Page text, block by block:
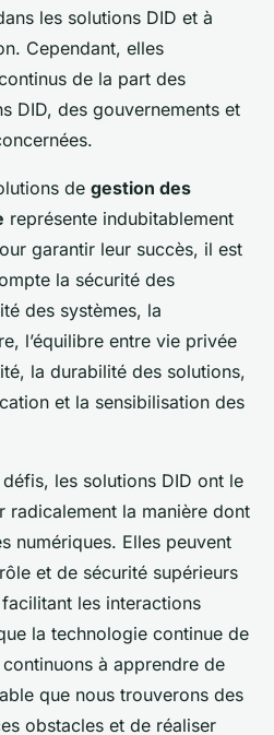
les solutions DID et à
Cependant, elles
de la part des
DID, des gouvernements et
de gestion des
représente indubitablement
garantir leur succès, il est
la sécurité des
des systèmes, la
l’équilibre entre vie privée
la durabilité des solutions,
et la sensibilisation des
les solutions DID ont le
radicalement la manière dont
numériques. Elles peuvent
et de sécurité supérieurs
les interactions
la technologie continue de
à apprendre de
que nous trouverons des
obstacles et de réaliser